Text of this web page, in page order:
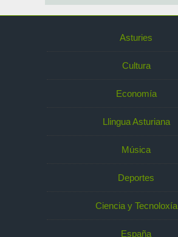
Asturies
Cultura
Economía
Llingua Asturiana
Música
Deportes
Ciencia y Tecnoloxía
España